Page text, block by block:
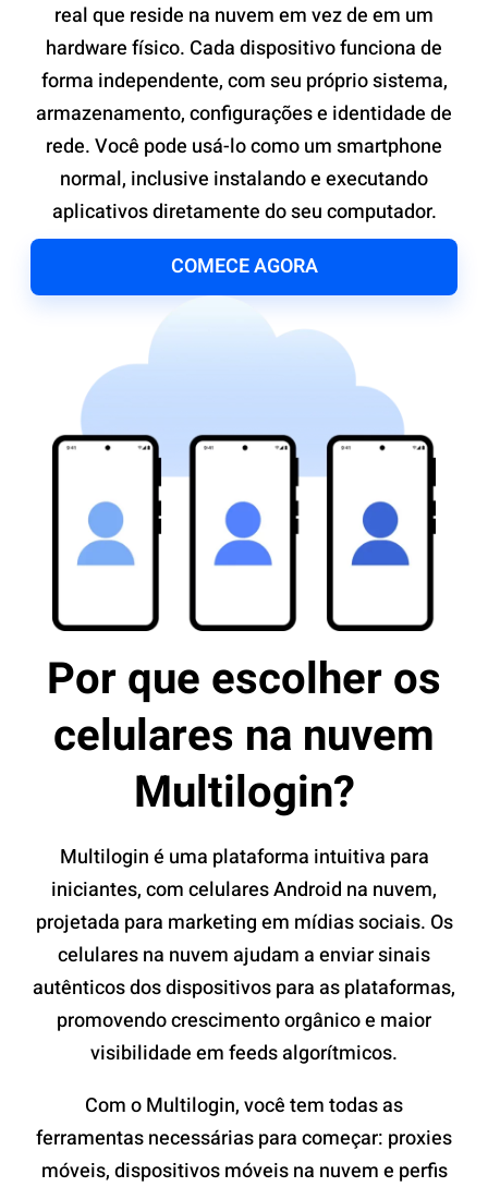
real que reside na nuvem em vez de em um
hardware físico. Cada dispositivo funciona de
forma independente, com seu próprio sistema,
armazenamento, configurações e identidade de
rede. Você pode usá-lo como um smartphone
normal, inclusive instalando e executando
aplicativos diretamente do seu computador.
COMECE AGORA
Por que escolher os
celulares na nuvem
Multilogin?
Multilogin é uma plataforma intuitiva para
iniciantes, com celulares Android na nuvem,
projetada para marketing em mídias sociais. Os
celulares na nuvem ajudam a enviar sinais
autênticos dos dispositivos para as plataformas,
promovendo crescimento orgânico e maior
visibilidade em feeds algorítmicos.
Com o Multilogin, você tem todas as
ferramentas necessárias para começar: proxies
móveis, dispositivos móveis na nuvem e perfis